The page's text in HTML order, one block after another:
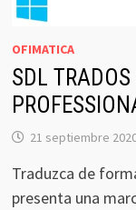
OFIMATICA
SDL
21 septiembre
Traduzca de
presenta una